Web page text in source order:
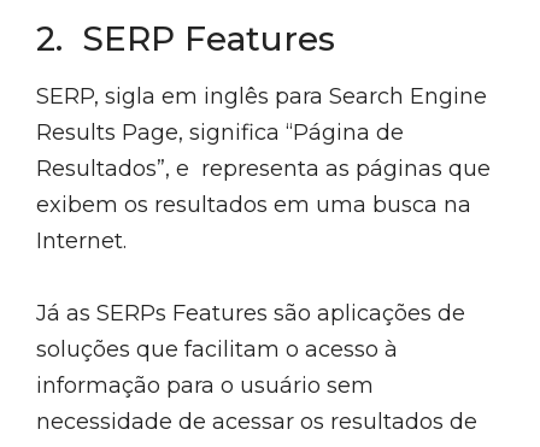
2. SERP Features
SERP, sigla em inglês para Search Engine
Results Page, significa “Página de
Resultados”, e representa as páginas que
exibem os resultados em uma busca na
Internet.
Já as SERPs Features são aplicações de
soluções que facilitam o acesso à
informação para o usuário sem
necessidade de acessar os resultados de